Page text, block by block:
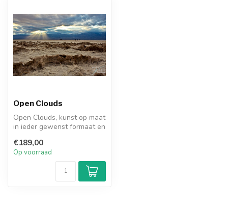
Open Clouds
Open Clouds, kunst op maat
in ieder gewenst formaat en
€189,00
Op voorraad